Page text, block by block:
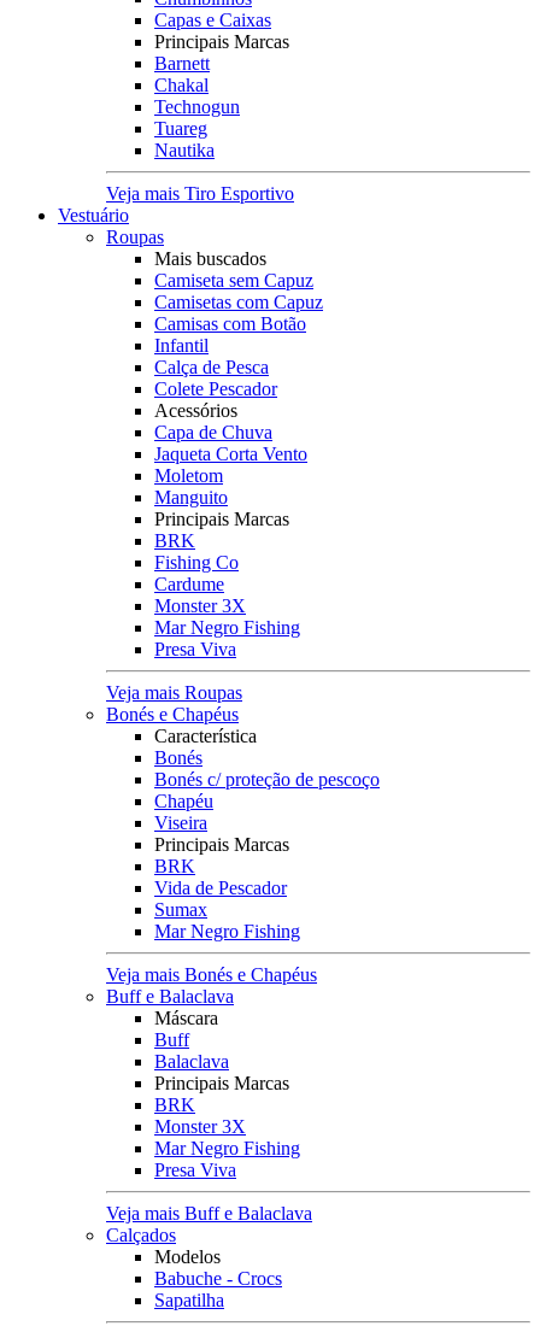
Capas e Caixas
Principais Marcas
Barnett
Chakal
Technogun
Tuareg
Nautika
Veja mais Tiro Esportivo
Vestuário
Roupas
Mais buscados
Camiseta sem Capuz
Camisetas com Capuz
Camisas com Botão
Infantil
Calça de Pesca
Colete Pescador
Acessórios
Capa de Chuva
Jaqueta Corta Vento
Moletom
Manguito
Principais Marcas
BRK
Fishing Co
Cardume
Monster 3X
Mar Negro Fishing
Presa Viva
Veja mais Roupas
Bonés e Chapéus
Característica
Bonés
Bonés c/ proteção de pescoço
Chapéu
Viseira
Principais Marcas
BRK
Vida de Pescador
Sumax
Mar Negro Fishing
Veja mais Bonés e Chapéus
Buff e Balaclava
Máscara
Buff
Balaclava
Principais Marcas
BRK
Monster 3X
Mar Negro Fishing
Presa Viva
Veja mais Buff e Balaclava
Calçados
Modelos
Babuche - Crocs
Sapatilha